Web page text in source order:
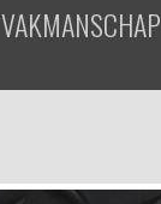
VAKMANSCHAP